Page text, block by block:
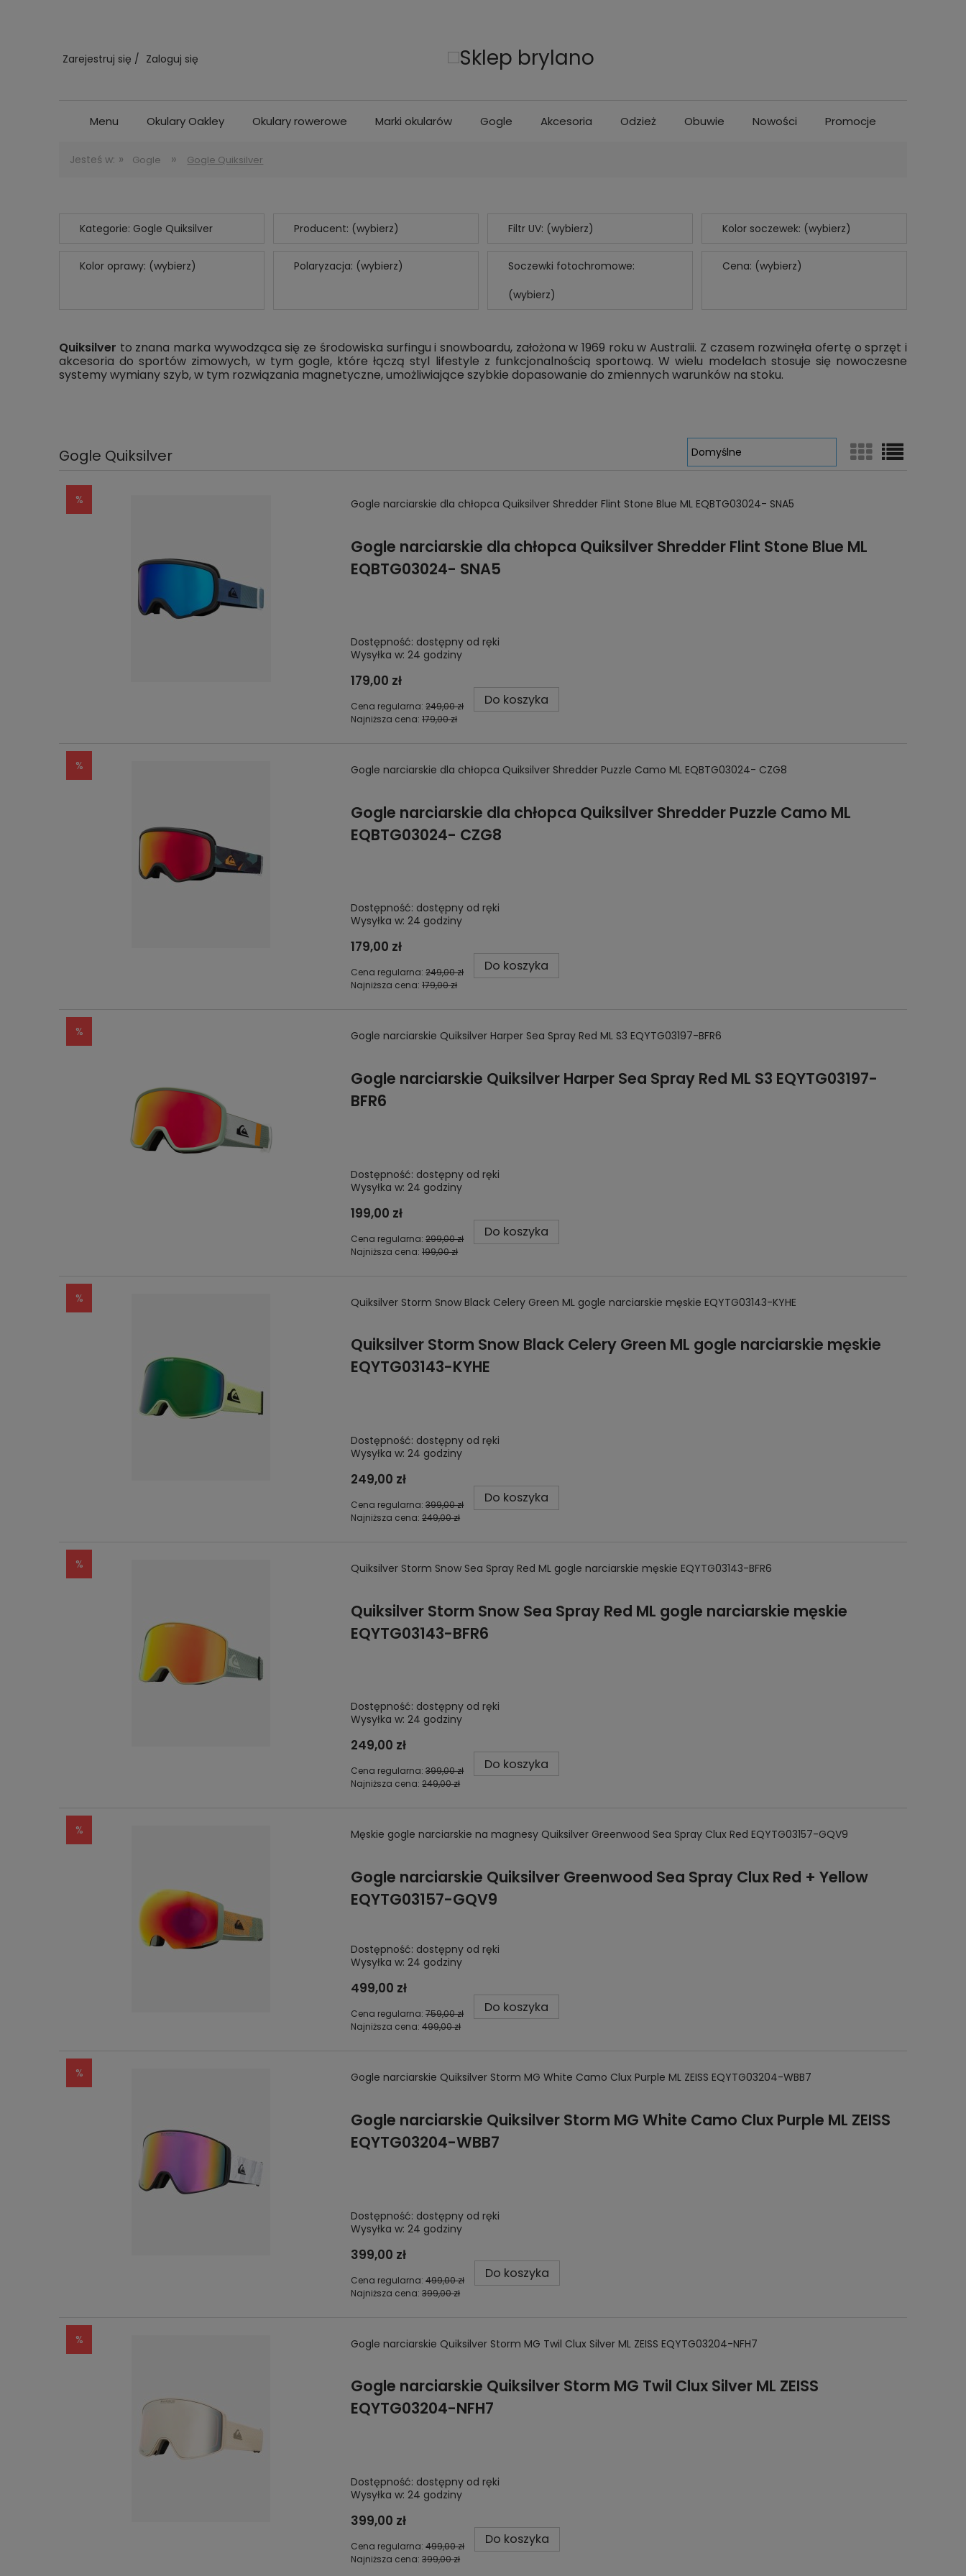
Zarejestruj się Zaloguj się
Menu Okulary Oakley Okulary rowerowe Marki okularów Gogle Akcesoria Odzież Obuwie Nowości Promocje
Jesteś w: » Gogle » Gogle Quiksilver
Kategorie: Gogle Quiksilver Producent: (wybierz) Filtr UV: (wybierz) Kolor soczewek: (wybierz)
Kolor oprawy: (wybierz) Polaryzacja: (wybierz)
Soczewki fotochromowe:
(wybierz)
Cena: (wybierz)
Quiksilver to znana marka wywodząca się ze środowiska surfingu i snowboardu, założona w 1969 roku w Australii. Z czasem rozwinęła ofertę o sprzęt i
akcesoria do sportów zimowych, w tym gogle, które łączą styl lifestyle z funkcjonalnością sportową. W wielu modelach stosuje się nowoczesne
systemy wymiany szyb, w tym rozwiązania magnetyczne, umożliwiające szybkie dopasowanie do zmiennych warunków na stoku.
Gogle Quiksilver
Gogle narciarskie dla chłopca Quiksilver Shredder Flint Stone Blue ML EQBTG03024- SNA5
Gogle narciarskie dla chłopca Quiksilver Shredder Flint Stone Blue ML
EQBTG03024- SNA5
Dostępność: dostępny od ręki
Wysyłka w: 24 godziny
179,00 zł
Cena regularna:249,00 zł
Najniższa cena:179,00 zł
Do koszyka
Gogle narciarskie dla chłopca Quiksilver Shredder Puzzle Camo ML EQBTG03024- CZG8
Gogle narciarskie dla chłopca Quiksilver Shredder Puzzle Camo ML
EQBTG03024- CZG8
Dostępność: dostępny od ręki
Wysyłka w: 24 godziny
179,00 zł
Cena regularna:249,00 zł
Najniższa cena:179,00 zł
Do koszyka
Gogle narciarskie Quiksilver Harper Sea Spray Red ML S3 EQYTG03197-BFR6
Gogle narciarskie Quiksilver Harper Sea Spray Red ML S3 EQYTG03197-
BFR6
Dostępność: dostępny od ręki
Wysyłka w: 24 godziny
199,00 zł
Cena regularna:299,00 zł
Najniższa cena:199,00 zł
Do koszyka
Quiksilver Storm Snow Black Celery Green ML gogle narciarskie męskie EQYTG03143-KYHE
Quiksilver Storm Snow Black Celery Green ML gogle narciarskie męskie
EQYTG03143-KYHE
Dostępność: dostępny od ręki
Wysyłka w: 24 godziny
249,00 zł
Cena regularna:399,00 zł
Najniższa cena:249,00 zł
Do koszyka
Quiksilver Storm Snow Sea Spray Red ML gogle narciarskie męskie EQYTG03143-BFR6
Quiksilver Storm Snow Sea Spray Red ML gogle narciarskie męskie
EQYTG03143-BFR6
Dostępność: dostępny od ręki
Wysyłka w: 24 godziny
249,00 zł
Cena regularna:399,00 zł
Najniższa cena:249,00 zł
Do koszyka
Męskie gogle narciarskie na magnesy Quiksilver Greenwood Sea Spray Clux Red EQYTG03157-GQV9
Gogle narciarskie Quiksilver Greenwood Sea Spray Clux Red + Yellow
EQYTG03157-GQV9
Dostępność: dostępny od ręki
Wysyłka w: 24 godziny
499,00 zł
Cena regularna:759,00 zł
Najniższa cena:499,00 zł
Do koszyka
Gogle narciarskie Quiksilver Storm MG White Camo Clux Purple ML ZEISS EQYTG03204-WBB7
Gogle narciarskie Quiksilver Storm MG White Camo Clux Purple ML ZEISS
EQYTG03204-WBB7
Dostępność: dostępny od ręki
Wysyłka w: 24 godziny
399,00 zł
Cena regularna:499,00 zł
Najniższa cena:399,00 zł
Do koszyka
Gogle narciarskie Quiksilver Storm MG Twil Clux Silver ML ZEISS EQYTG03204-NFH7
Gogle narciarskie Quiksilver Storm MG Twil Clux Silver ML ZEISS
EQYTG03204-NFH7
Dostępność: dostępny od ręki
Wysyłka w: 24 godziny
399,00 zł
Cena regularna:499,00 zł
Najniższa cena:399,00 zł
Do koszyka